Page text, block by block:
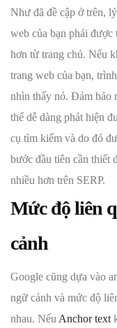
Như đã đề cập ở trên,
web của bạn phải được
hơn từ trang chủ. Nếu
trang web của bạn,
nhìn thấy nó. Đảm bảo
thể dễ dàng phát hiện
cụ tìm kiếm và do đó
bước đầu tiên cần thiết
nhiều hơn trên SERP.
Mức độ liên
cảnh
Google cũng dựa vào
ngữ cảnh và mức độ
nhau. Nếu Anchor text